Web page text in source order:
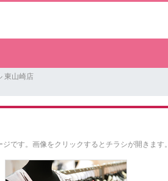
東山崎店
です。 画像をクリックするとチラシが開きます。